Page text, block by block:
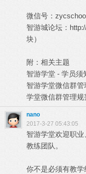
微信号：
智游城论坛：
块）
附：相关主题
智游学堂 - 学员须
智游学堂微信群
学堂微信群管理规
nano
2017-3-27 05:43:05
智游学堂欢迎职
教练团队。
你不是必须有教